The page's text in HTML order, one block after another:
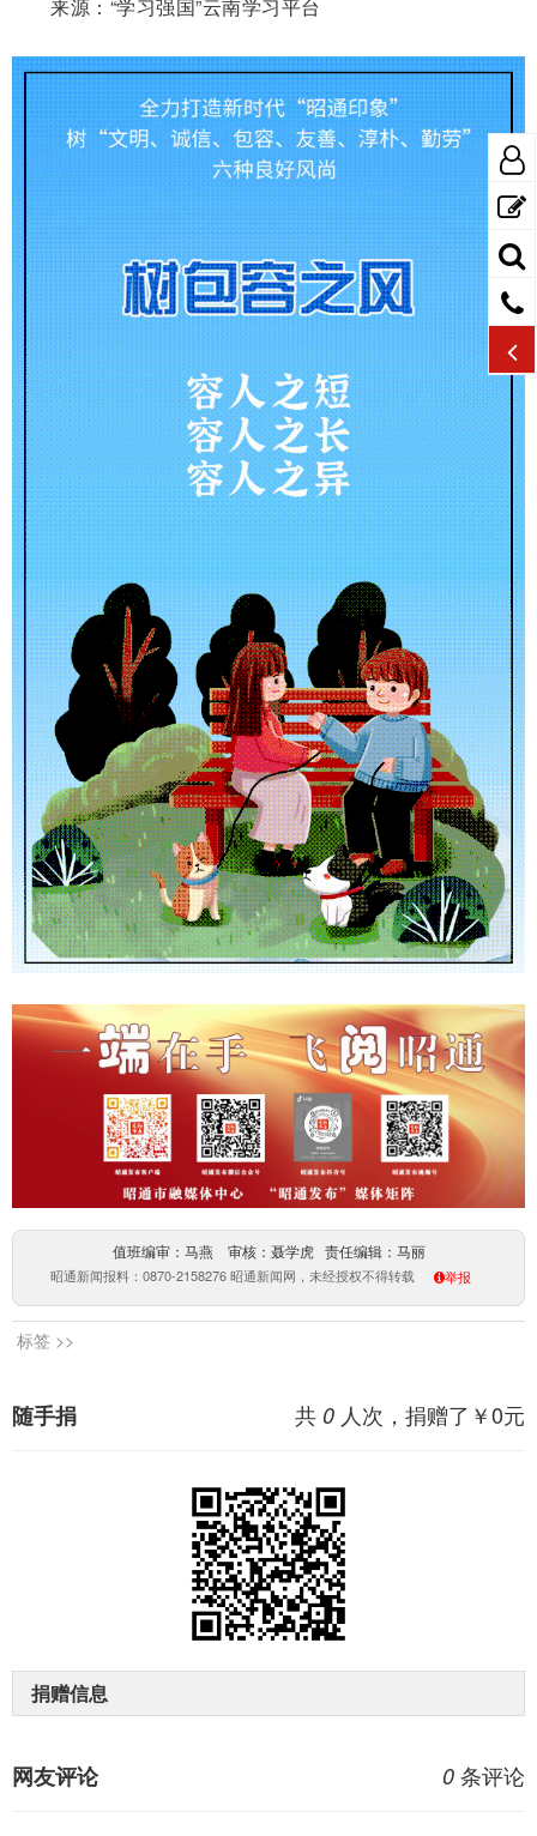
来源：“学习强国”云南学习平台
值班编审：马燕 审核：聂学虎 责任编辑：马丽
昭通新闻报料：0870-2158276 昭通新闻网，未经授权不得转载 举报
标签 >>
共 0 人次，捐赠了￥0元
随手捐
捐赠信息
0 条评论
网友评论